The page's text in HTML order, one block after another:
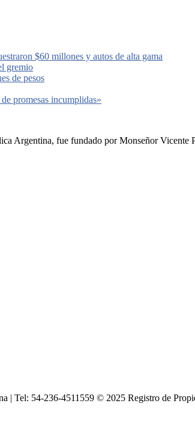
$60 millones y autos de alta gama
gremio
de pesos
promesas incumplidas»
Argentina, fue fundado por Monseñor
| Tel: 54-236-4511559 © 2025 Registro de